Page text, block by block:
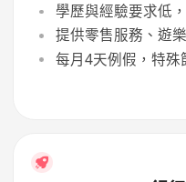
學歷與經驗要求低
提供零售服務、遊
每月4天例假，特殊